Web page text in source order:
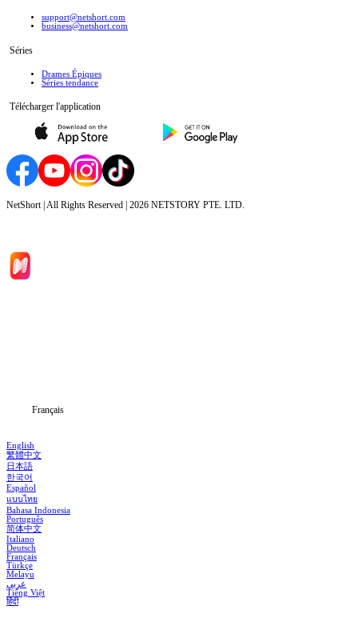
support@netshort.com
business@netshort.com
Séries
Drames Épiques
Séries tendance
Télécharger l'application
NetShort | All Rights Reserved | 2026 NETSTORY PTE. LTD.
Français
English
繁體中文
日本語
한국어
Español
แบบไทย
Bahasa Indonesia
Português
简体中文
Italiano
Deutsch
Français
Türkçe
Melayu
عربي
Tiếng Việt
हिंदी